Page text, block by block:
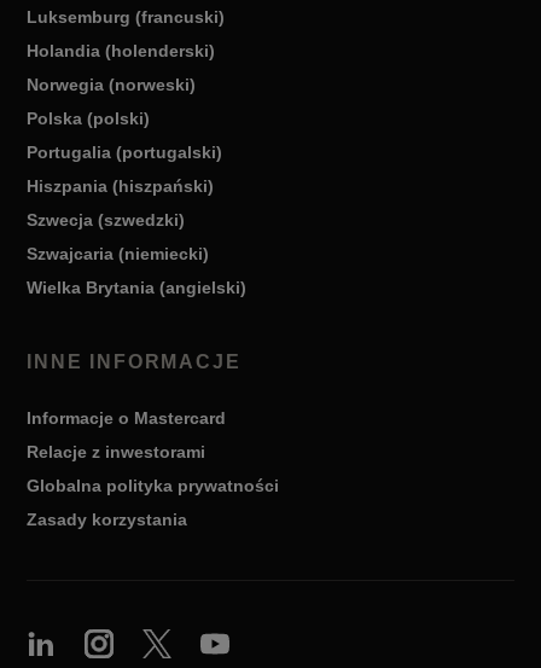
Luksemburg (francuski)
Holandia (holenderski)
Norwegia (norweski)
Polska (polski)
Portugalia (portugalski)
Hiszpania (hiszpański)
Szwecja (szwedzki)
Szwajcaria (niemiecki)
Wielka Brytania (angielski)
INNE INFORMACJE
Informacje o Mastercard
Relacje z inwestorami
Globalna polityka prywatności
Zasady korzystania